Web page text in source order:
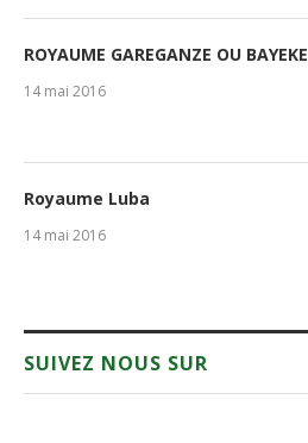
ROYAUME GAREGANZE OU BAYEKE
14 mai 2016
Royaume Luba
14 mai 2016
SUIVEZ NOUS SUR